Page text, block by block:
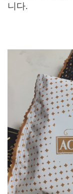
니다.